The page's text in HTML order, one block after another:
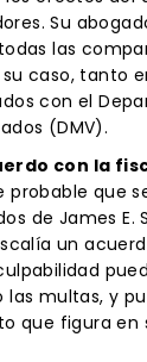
Su
las
caso, tanto
con el
(DMV).
con la
probable que
de James E.
un
las multas, y
que figura en